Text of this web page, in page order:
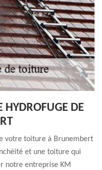
HYDROFUGE DE
votre toiture à Brunembert
et une toiture qui
notre entreprise KM